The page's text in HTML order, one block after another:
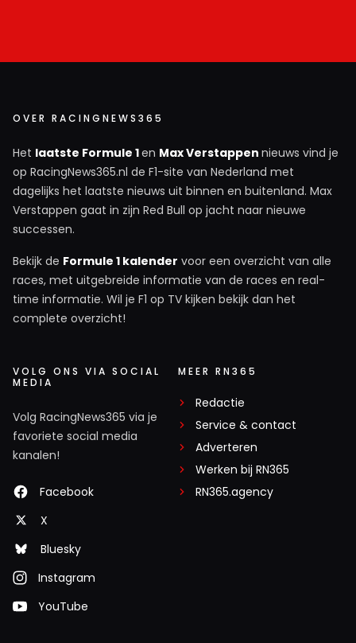
hans-van-dijk#55573
2 oktober 2025 07:56
A die engelse!! Wonen op een eiland!!links om rondjes
F0rmuleeen
Pula
2 oktober 2025 13:33
Wat Wheatley ook gezegd heeft Masi heeft de beslissing
genomen. Ook wellicht in zn achterhoofd met de gedachte
dat alle teams vantevoren hadden gezegd dat ze niet
onder de safetycar wilden finishen. Zeker gezien het
spectaculaire seizoen zou dit een antcliMAX zijn. Beslis
het maar even in een paar seconden. Daarbij Mercedes en
RB die elkaar het licht in de ogen niet gunden. Wat hij ook
OVER RACINGNEWS365
Het laatste Formule 1en Max Verstappen nieuws vind je
op RacingNews365.nl de F1-site van Nederland met
dagelijks het laatste nieuws uit binnen en buitenland. Max
Verstappen gaat in zijn Red Bull op jacht naar nieuwe
successen.
Bekijk de Formule 1 kalender voor een overzicht van alle
races, met uitgebreide informatie van de races en real-
time informatie. Wil je F1 op TV kijken bekijk dan het
complete overzicht!
VOLG ONS VIA SOCIAL
MEDIA
Volg RacingNews365 via je
favoriete social media
kanalen!
Facebook
X
Bluesky
Instagram
YouTube
MEER RN365
Redactie
Service & contact
Adverteren
Werken bij RN365
RN365.agency